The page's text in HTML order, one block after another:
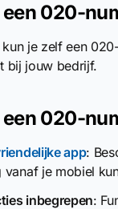
020-
je zelf een
bij jouw bedrijf.
020-
app:
vanaf je mobiel
inbegrepen: